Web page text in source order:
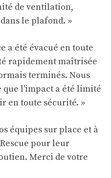
de ventilation,
le plafond. »
a été évacué en toute
rapidement maîtrisée
terminés. Nous
que l'impact a été limité
en toute sécurité. »
équipes sur place et à
pour leur
Merci de votre